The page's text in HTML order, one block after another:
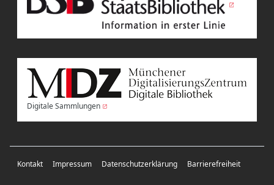
Digitale Sammlungen
Kontakt Impressum Datenschutzerklärung Barrierefreiheit